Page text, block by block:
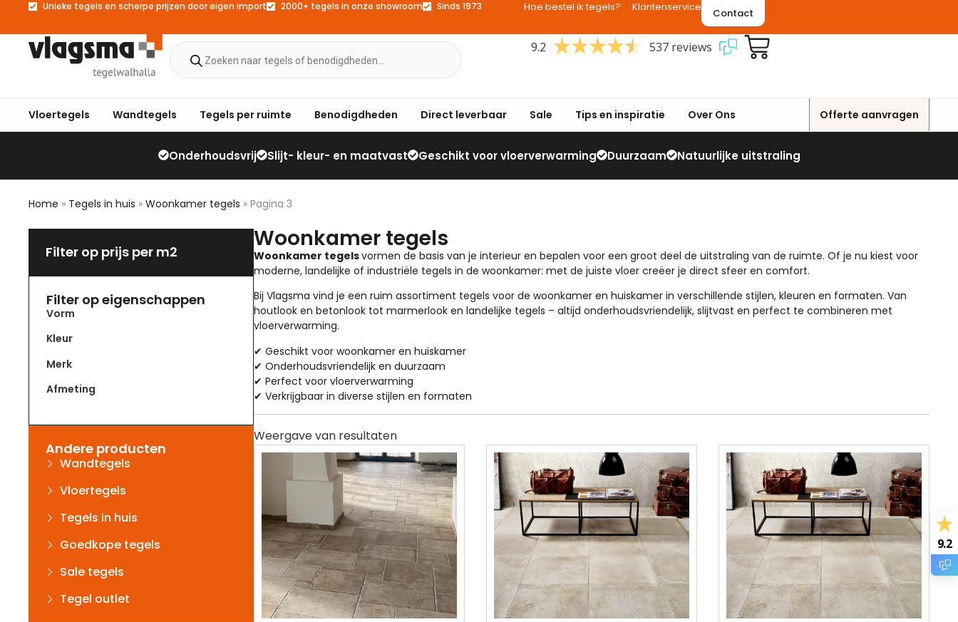
Unieke tegels en scherpe prijzen door eigen import 2000+ tegels in onze showroom Sinds 1973 Hoe bestel ik tegels? Klantenservice Contact
9.2 537 reviews
Vloertegels Wandtegels Tegels per ruimte Benodigdheden Direct leverbaar Sale Tips en inspiratie Over Ons Offerte aanvragen
Onderhoudsvrij Slijt- kleur- en maatvast Geschikt voor vloerverwarming Duurzaam Natuurlijke uitstraling
Home » Tegels in huis » Woonkamer tegels » Pagina 3
Filter op prijs per m2
Filter op eigenschappen
Vorm
Kleur
Merk
Afmeting
Andere producten
Wandtegels
Vloertegels
Tegels in huis
Goedkope tegels
Sale tegels
Tegel outlet
Woonkamer tegels
Woonkamer tegelsvormen de basis van je interieur en bepalen voor een groot deel de uitstraling van de ruimte. Of je nu kiest voor
moderne, landelijke of industriële tegels in de woonkamer: met de juiste vloer creëer je direct sfeer en comfort.
Bij Vlagsma vind je een ruim assortiment tegels voor de woonkamer en huiskamer in verschillende stijlen, kleuren en formaten. Van
houtlook en betonlook tot marmerlook en landelijke tegels – altijd onderhoudsvriendelijk, slijtvast en perfect te combineren met
vloerverwarming.
✔ Geschikt voor woonkamer en huiskamer
✔ Onderhoudsvriendelijk en duurzaam
✔ Perfect voor vloerverwarming
✔ Verkrijgbaar in diverse stijlen en formaten
9.2